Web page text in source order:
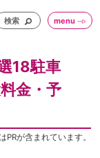
検索 menu
18駐車
金・予
PRが含まれています。